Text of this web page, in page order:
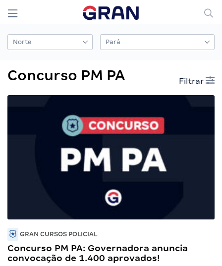
Concurso PM PA Filtrar
GRAN CURSOS POLICIAL
Concurso PM PA: Governadora anuncia
convocação de 1.400 aprovados!